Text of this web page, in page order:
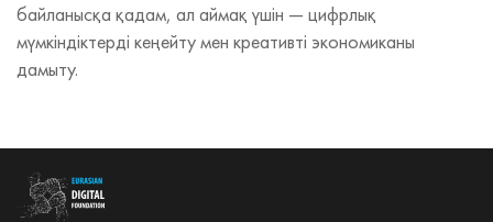
байланысқа қадам, ал аймақ үшін — цифрлық
мүмкіндіктерді кеңейту мен креативті экономиканы
дамыту.